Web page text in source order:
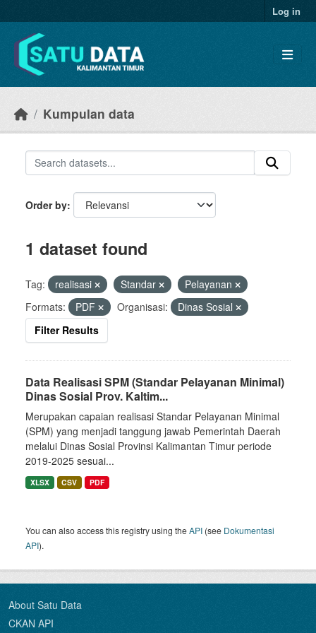
Log in
Kumpulan data
Order by
1 dataset found
Tag: realisasi Standar
Pelayanan
Formats:
PDF Organisasi:
Dinas Sosial
Filter Results
Data Realisasi SPM (Standar Pelayanan Minimal)
Dinas Sosial Prov. Kaltim...
Merupakan capaian realisasi Standar Pelayanan Minimal
(SPM) yang menjadi tanggung jawab Pemerintah Daerah
melalui Dinas Sosial Provinsi Kalimantan Timur periode
2019-2025 sesuai...
XLSX CSV PDF
You can also access this registry using theAPI (see Dokumentasi
API).
About Satu Data
CKAN API